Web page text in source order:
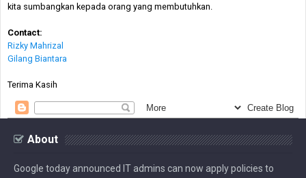
kita sumbangkan kepada orang yang membutuhkan.
Contact:
Rizky Mahrizal
Gilang Biantara
Terima Kasih
About
Google today announced IT admins can now apply policies to